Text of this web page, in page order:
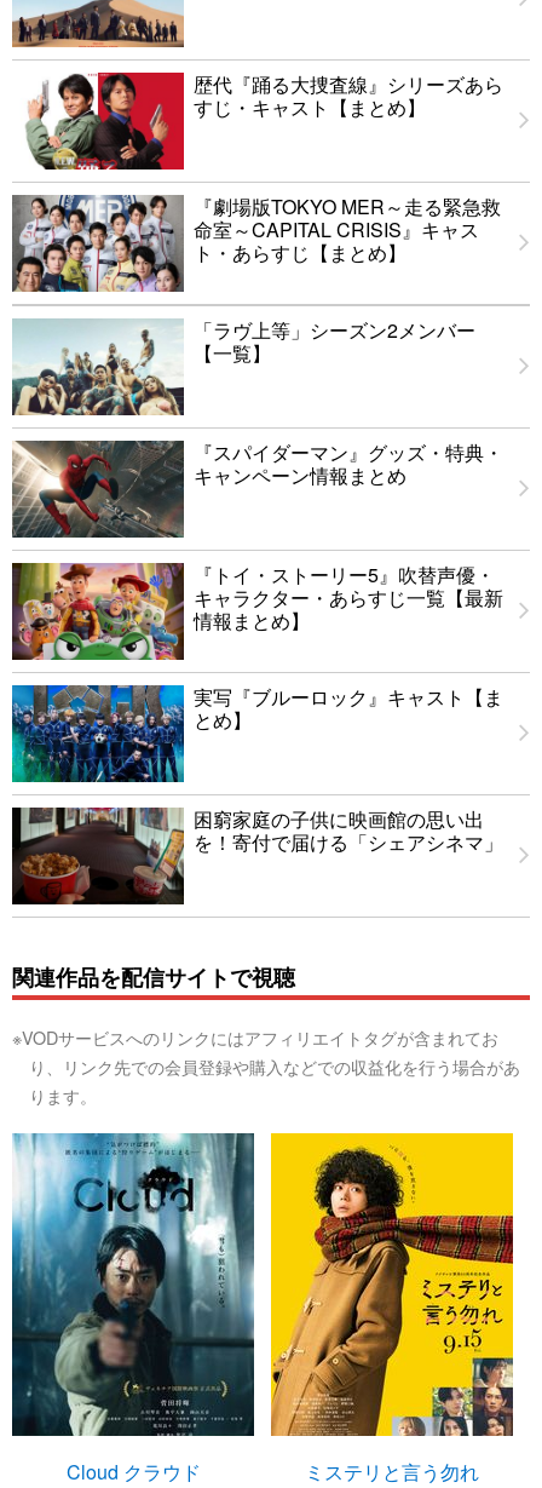
歴代『踊る大捜査線』シリーズあら
すじ・キャスト【まとめ】
『劇場版TOKYO MER～走る緊急救
命室～CAPITAL CRISIS』キャス
ト・あらすじ【まとめ】
「ラヴ上等」シーズン2メンバー
【一覧】
『スパイダーマン』グッズ・特典・
キャンペーン情報まとめ
『トイ・ストーリー5』吹替声優・
キャラクター・あらすじ一覧【最新
情報まとめ】
実写『ブルーロック』キャスト【ま
とめ】
困窮家庭の子供に映画館の思い出
を！寄付で届ける「シェアシネマ」
関連作品を配信サイトで視聴
※VODサービスへのリンクにはアフィリエイトタグが含まれてお
り、リンク先での会員登録や購入などでの収益化を行う場合があ
ります。
Cloud クラウド ミステリと言う勿れ